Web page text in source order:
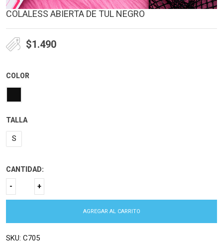
COLALESS ABIERTA DE TUL NEGRO
$1.490
COLOR
TALLA
S
CANTIDAD:
AGREGAR AL CARRITO
SKU: C705